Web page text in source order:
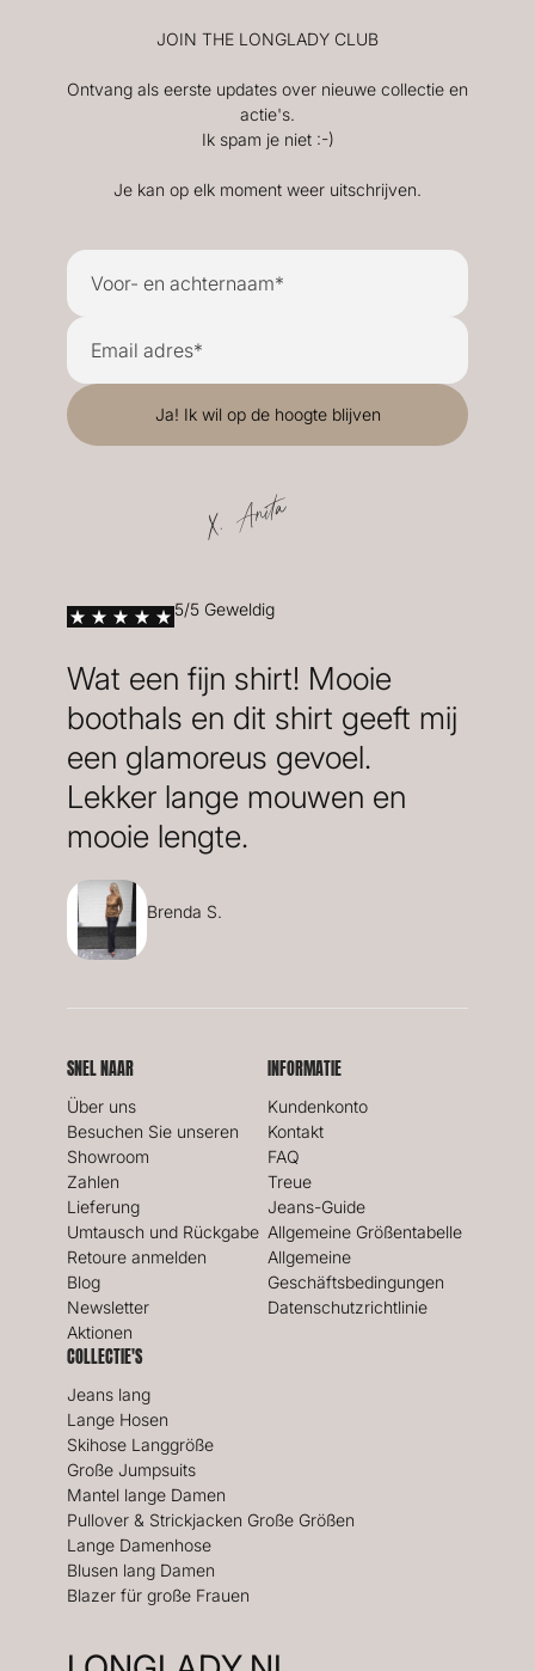
JOIN THE LONGLADY CLUB
Ontvang als eerste updates over nieuwe collectie en
actie's.
Ik spam je niet :-)
Je kan op elk moment weer uitschrijven.
X. Anita
5/5 Geweldig
Wat een fijn shirt! Mooie
boothals en dit shirt geeft mij
een glamoreus gevoel.
Lekker lange mouwen en
mooie lengte.
Brenda S.
SNEL NAAR
Über uns
Besuchen Sie unseren
Showroom
Zahlen
Lieferung
Umtausch und Rückgabe
Retoure anmelden
Blog
Newsletter
Aktionen
INFORMATIE
Kundenkonto
Kontakt
FAQ
Treue
Jeans-Guide
Allgemeine Größentabelle
Allgemeine
Geschäftsbedingungen
Datenschutzrichtlinie
COLLECTIE'S
Jeans lang
Lange Hosen
Skihose Langgröße
Große Jumpsuits
Mantel lange Damen
Pullover & Strickjacken Große Größen
Lange Damenhose
Blusen lang Damen
Blazer für große Frauen